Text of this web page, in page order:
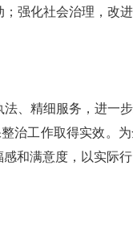
强化社会治理，改
、精细服务，进一
治工作取得实效。
和满意度，以实际